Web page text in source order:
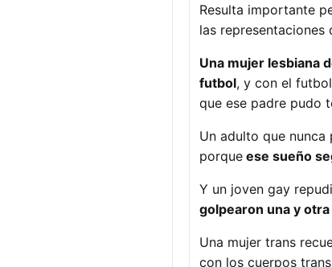
Resulta importante
las representaciones
Una mujer lesbiana
futbol, y con el
que ese padre pudo
Un adulto que
porque ese sueño
Y un joven gay
golpearon una y
Una mujer trans
con los cuerpos